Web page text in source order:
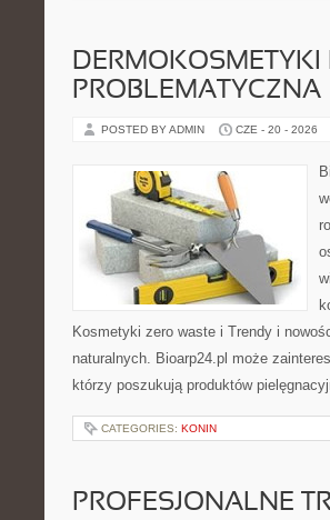
DERMOKOSMETYKI
PROBLEMATYCZNA
POSTED BY ADMIN CZE - 20 - 2026
Kosmetyki zero waste i Trendy i
naturalnych. Bioarp24.pl może
którzy poszukują produktów
CATEGORIES: KONIN
PROFESJONALNE